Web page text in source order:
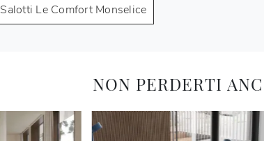
Salotti Le Comfort Monselice
NON PERDERTI